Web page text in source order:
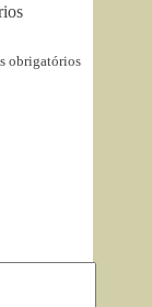
obrigatórios